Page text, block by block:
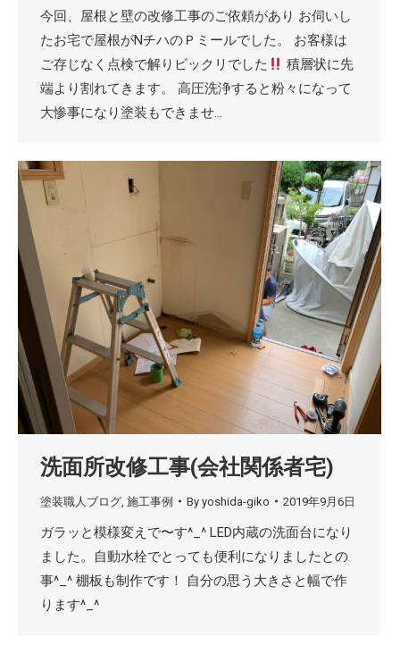
今回、屋根と壁の改修工事のご依頼があり お伺いし
たお宅で屋根がNチハのＰミールでした。 お客様は
ご存じなく点検で解りビックリでした
積層状に先
端より割れてきます。 高圧洗浄すると粉々になって
大惨事になり塗装もできませ…
洗面所改修工事(会社関係者宅)
塗装職人ブログ 施工事例 By yoshida-giko 2019年9月6日
ガラッと模様変えで〜す^_^ LED内蔵の洗面台になり
ました。自動水栓でとっても便利になりましたとの
事^_^ 棚板も制作です！ 自分の思う大きさと幅で作
ります^_^